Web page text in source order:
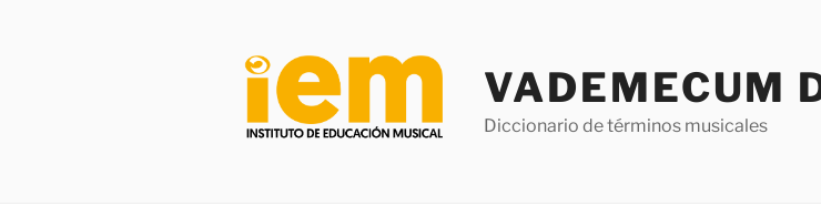
VADEMECUM
Diccionario de términos musicales